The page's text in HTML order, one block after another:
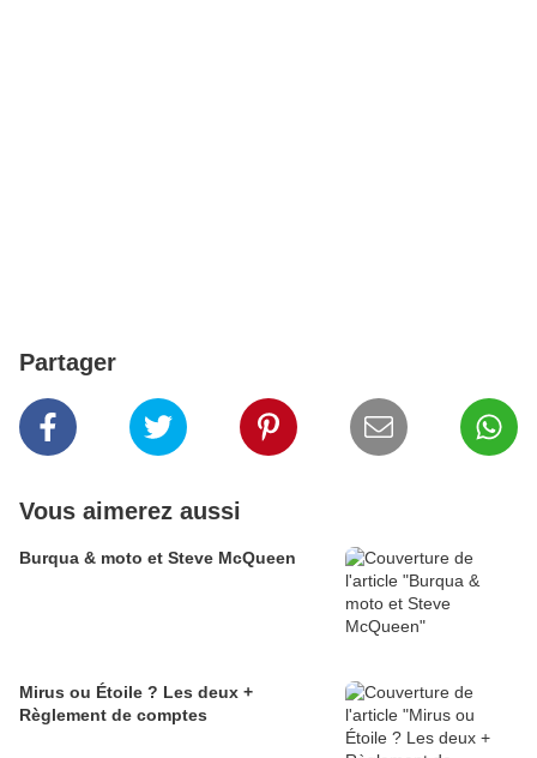
Partager
Vous aimerez aussi
Burqua & moto et Steve McQueen
Mirus ou Étoile ? Les deux +
Règlement de comptes